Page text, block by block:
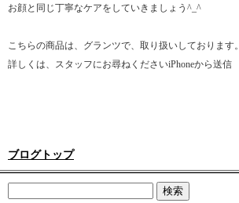
お顔と同じ丁寧なケアをしていきましょう^_^
こちらの商品は、グランツで、取り扱いしております。
詳しくは、スタッフにお尋ねくださいiPhoneから送信
ブログトップ